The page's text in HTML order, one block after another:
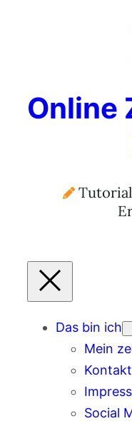
Online
Das bin ich
Mein
Kontakt
Social